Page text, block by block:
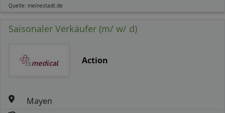
Quelle: meinestadt.de
Saisonaler Verkäufer (m/ w/ d)
Action
Mayen